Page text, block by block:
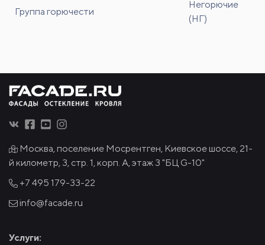
Группа горючести
Негорючие
(НГ)
Москва, поселение Мосрентген, Киевское шоссе, 21-
й километр, 3, стр. 1, корп. А, этаж 3 "БЦ G-10"
+7 495 179-33-22
info@facade.ru
Услуги: